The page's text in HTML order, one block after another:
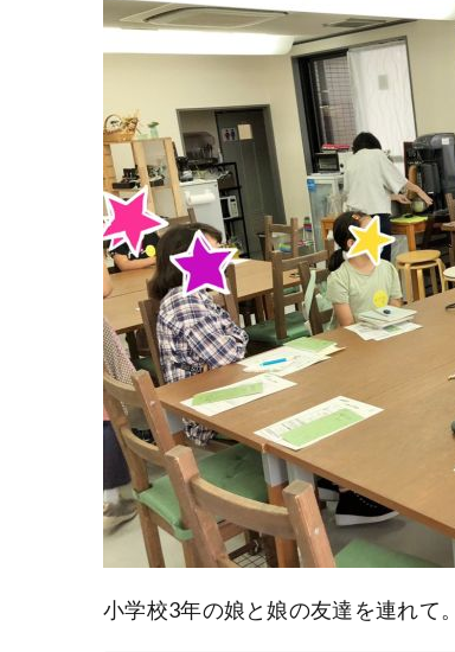
小学校3年の娘と娘の友達を連れて。